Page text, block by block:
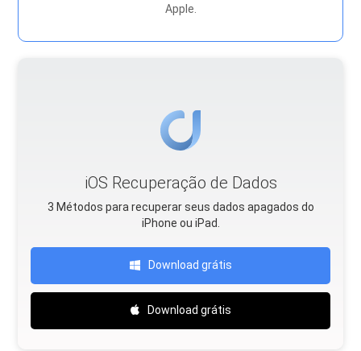
Apple.
iOS Recuperação de Dados
3 Métodos para recuperar seus dados apagados do
iPhone ou iPad.
Download grátis
Download grátis